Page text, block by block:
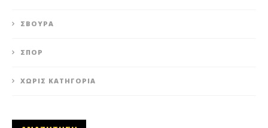
ΣΒΟΎΡΑ
ΣΠΟΡ
ΧΩΡΊΣ ΚΑΤΗΓΟΡΊΑ